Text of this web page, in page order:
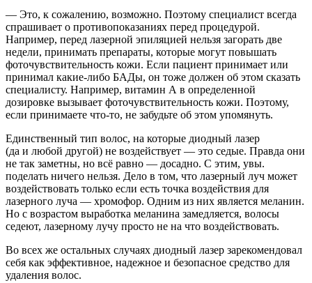
— Это, к сожалению, возможно. Поэтому специалист всегда
спрашивает о противопоказаниях перед процедурой.
Например, перед лазерной эпиляцией нельзя загорать две
недели, принимать препараты, которые могут повышать
фоточувствительность кожи. Если пациент принимает или
принимал какие-либо БАДы, он тоже должен об этом сказать
специалисту. Например, витамин А в определенной
дозировке вызывает фоточувствительность кожи. Поэтому,
если принимаете что-то, не забудьте об этом упомянуть.
Единственный тип волос, на которые диодный лазер
(да и любой другой) не воздействует — это седые. Правда они
не так заметны, но всё равно — досадно. С этим, увы.
поделать ничего нельзя. Дело в том, что лазерный луч может
воздействовать только если есть точка воздействия для
лазерного луча — хромофор. Одним из них является меланин.
Но с возрастом выработка меланина замедляется, волосы
седеют, лазерному лучу просто не на что воздействовать.
Во всех же остальных случаях диодный лазер зарекомендовал
себя как эффективное, надежное и безопасное средство для
удаления волос.